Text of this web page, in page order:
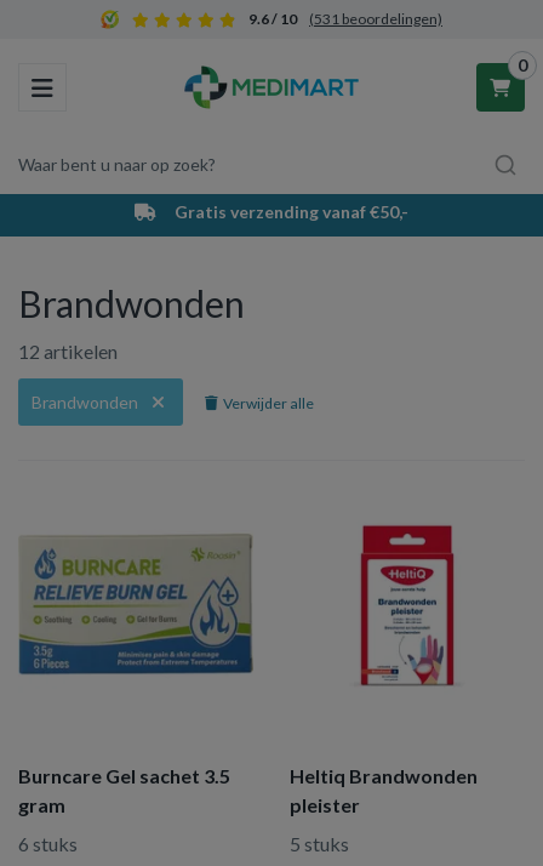
9.6 / 10 (531 beoordelingen)
Toggle navigation
Waar bent u naar op zoek?
0
Winkelwagen
Uw winkelwagen is leeg.
Gratis verzending vanaf €50,-
Brandwonden
12 artikelen
Brandwonden Verwijder alle
Burncare Gel sachet 3.5
gram
6 stuks
Heltiq Brandwonden
pleister
5 stuks